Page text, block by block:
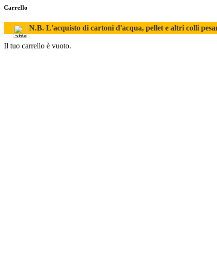
Carrello
N.B. L'acquisto di cartoni d'acqua, pellet e altri colli
Il tuo carrello è vuoto.